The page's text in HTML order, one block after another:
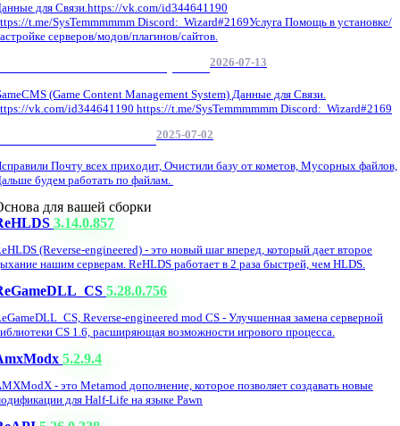
для Связи.https://vk.com/id344641190
t.me/SysTemmmmmm Discord: Wizard#2169Услуга Помощь в установке/
серверов/модов/плагинов/сайтов.
2026-07-13
(Game Content Management System) Данные для Связи.
vk.com/id344641190 https://t.me/SysTemmmmmm Discord: Wizard#2169
2025-07-02
Почту всех приходит, Очистили базу от кометов, Мусорных файлов,
будем работать по файлам.
для вашей сборки
3.14.0.857
(Reverse-engineered) - это новый шаг вперед, который дает второе
нашим серверам. ReHLDS работает в 2 раза быстрей, чем HLDS.
5.28.0.756
Reverse-engineered mod CS - Улучшенная замена серверной
CS 1.6, расширяющая возможности игрового процесса.
5.2.9.4
- это Metamod дополнение, которое позволяет создавать новые
для Half-Life на языке Pawn